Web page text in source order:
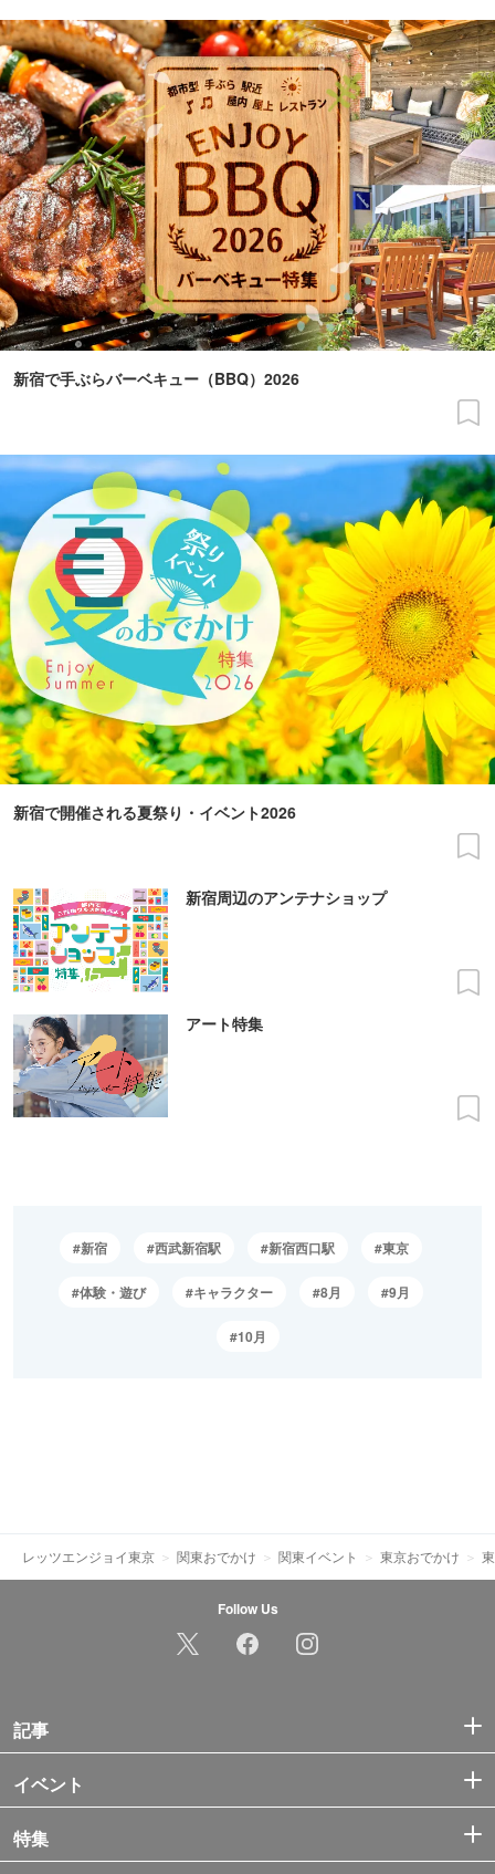
新宿で手ぶらバーベキュー（BBQ）2026
新宿で開催される夏祭り・イベント2026
新宿周辺のアンテナショップ
アート特集
新宿 西武新宿駅 新宿西口駅 東京
体験・遊び キャラクター 8月 9月
10月
レッツエンジョイ東京 関東おでかけ 関東イベント 東京おでかけ
Follow Us
記事
イベント
特集